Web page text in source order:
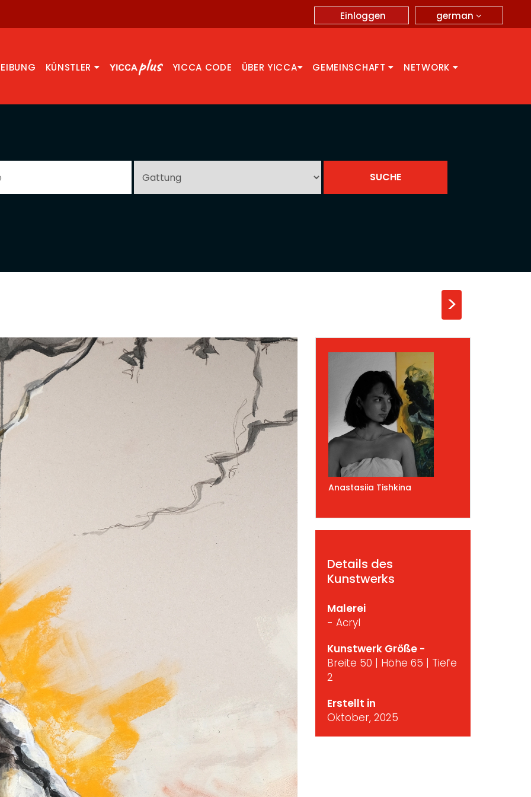
german
Einloggen
KÜNSTLER YICCA CODE ÜBER YICCA GEMEINSCHAFT NETWORK
>
Anastasiia Tishkina
Details des
Kunstwerks
Malerei
- Acryl
Kunstwerk Größe -
Breite 50 | Höhe 65 | Tiefe
2
Erstellt in
Oktober, 2025